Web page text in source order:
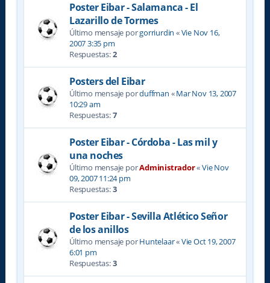
Poster Eibar - Salamanca - El
Lazarillo de Tormes
Último mensaje porgorriurdin «Vie Nov 16,
2007 3:35 pm
Respuestas:2
Posters del Eibar
Último mensaje porduffman «Mar Nov 13, 2007
10:29 am
Respuestas:7
Poster Eibar - Córdoba - Las mil y
una noches
Último mensaje porAdministrador«Vie Nov
09, 2007 11:24 pm
Respuestas:3
Poster Eibar - Sevilla Atlético Señor
de los anillos
Último mensaje porHuntelaar«Vie Oct 19, 2007
6:01 pm
Respuestas:3